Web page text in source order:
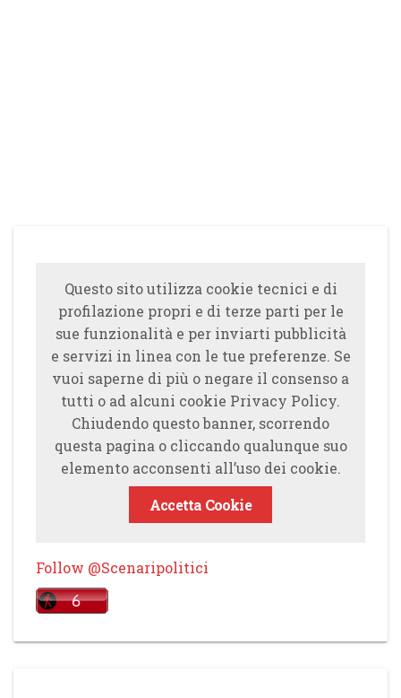
Questo sito utilizza cookie tecnici e di
profilazione propri e di terze parti per le
sue funzionalità e per inviarti pubblicità
e servizi in linea con le tue preferenze. Se
vuoi saperne di più o negare il consenso a
tutti o ad alcuni cookie Privacy Policy.
Chiudendo questo banner, scorrendo
questa pagina o cliccando qualunque suo
elemento acconsenti all’uso dei cookie.
Accetta Cookie
Follow @Scenaripolitici